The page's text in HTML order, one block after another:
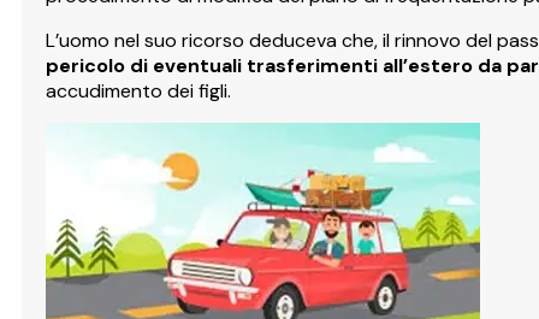
L’uomo nel suo ricorso deduceva che, il rinnovo del
pericolo di eventuali trasferimenti all’estero da
accudimento dei figli.